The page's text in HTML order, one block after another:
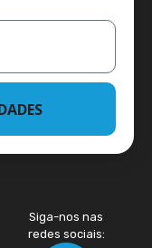
Siga-nos nas
redes sociais: